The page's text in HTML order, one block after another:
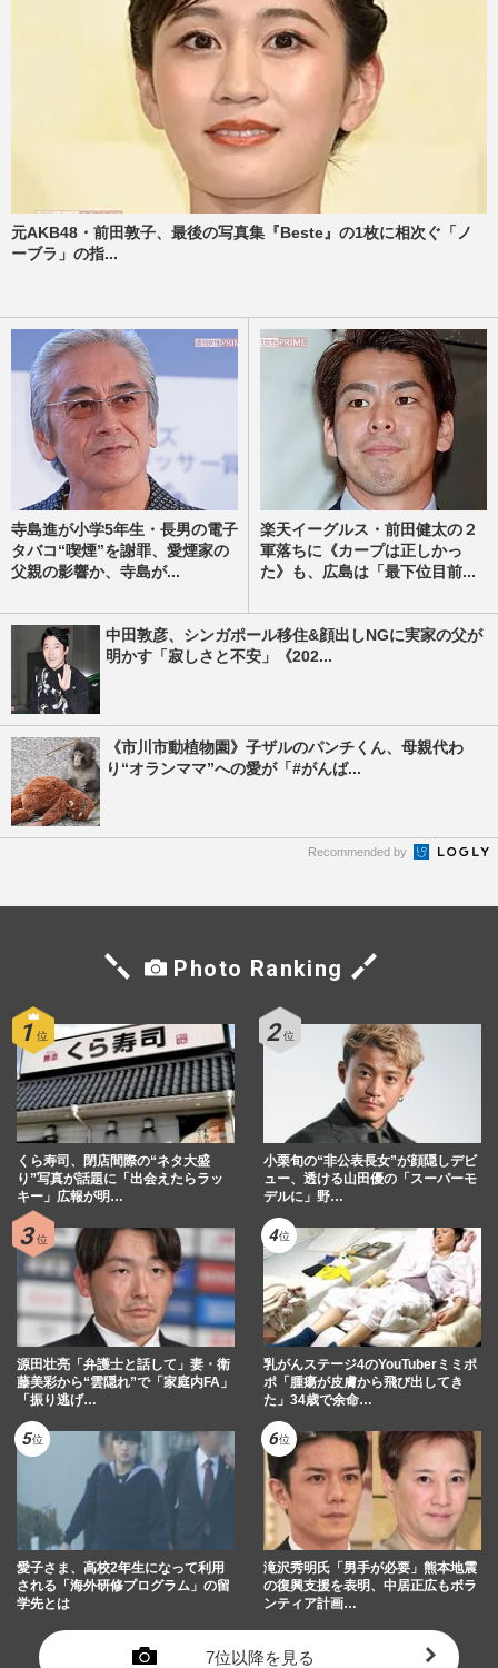
元AKB48・前田敦子、最後の写真集『Beste』の1枚に相次ぐ「ノ
ーブラ」の指...
寺島進が小学5年生・長男の電子
タバコ“喫煙”を謝罪、愛煙家の
父親の影響か、寺島が...
楽天イーグルス・前田健太の２
軍落ちに《カープは正しかっ
た》も、広島は「最下位目前...
中田敦彦、シンガポール移住&顔出しNGに実家の父が
明かす「寂しさと不安」《202...
《市川市動植物園》子ザルのパンチくん、母親代わ
り“オランママ”への愛が「#がんば...
Recommended by
Photo Ranking
くら寿司、閉店間際の“ネタ大盛
り”写真が話題に「出会えたらラッ
キー」広報が明…
小栗旬の“非公表長女”が顔隠しデビ
ュー、透ける山田優の「スーパーモ
デルに」野…
源田壮亮「弁護士と話して」妻・衛
藤美彩から“雲隠れ”で「家庭内FA」
「振り逃げ…
乳がんステージ4のYouTuberミミポ
ポ「腫瘍が皮膚から飛び出してき
た」34歳で余命…
愛子さま、高校2年生になって利用
される「海外研修プログラム」の留
学先とは
滝沢秀明氏「男手が必要」熊本地震
の復興支援を表明、中居正広もボラ
ンティア計画…
7位以降を見る